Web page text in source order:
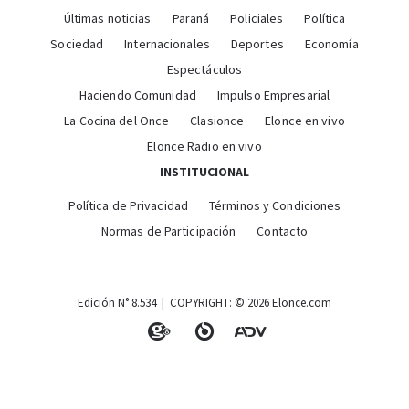
Últimas noticias Paraná Policiales
Política
Sociedad
Internacionales Deportes
Economía
Espectáculos
Haciendo Comunidad
Impulso Empresarial
La Cocina del Once
Clasionce
Elonce en vivo
Elonce Radio en vivo
INSTITUCIONAL
Política de Privacidad
Términos y Condiciones
Normas de Participación
Contacto
Edición N° 8.534 | COPYRIGHT: © 2026 Elonce.com